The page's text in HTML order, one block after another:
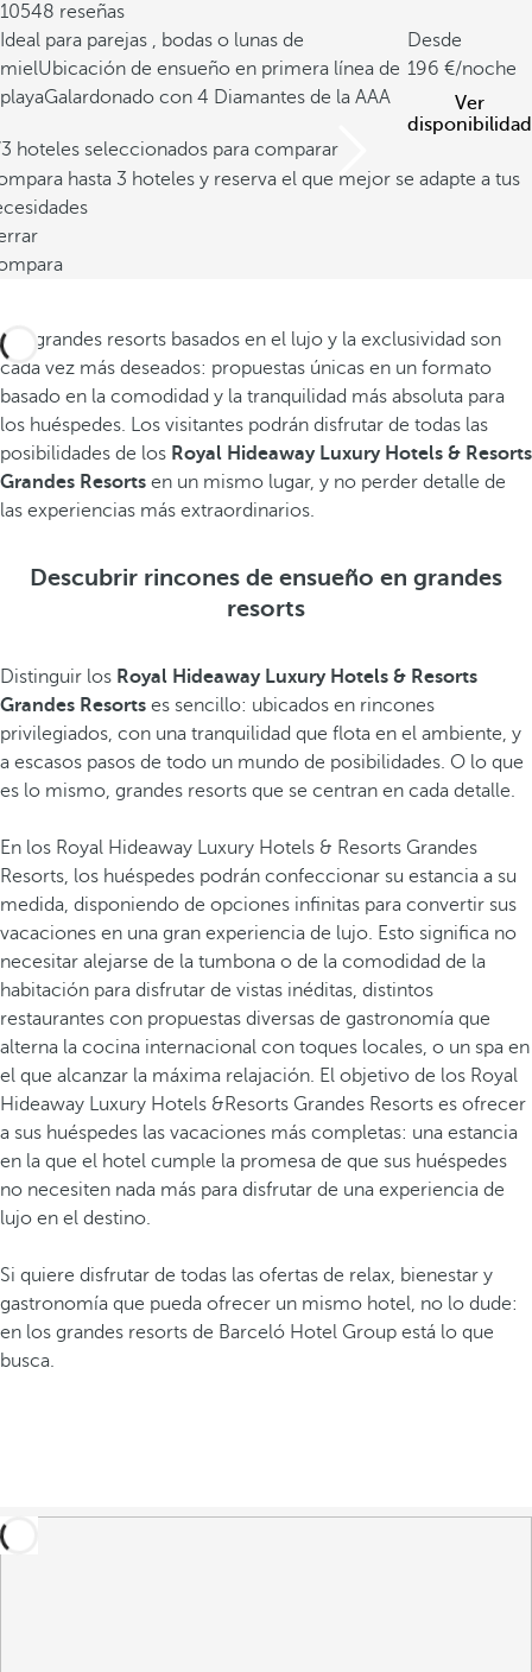
10548 reseñas
Ideal para parejas , bodas o lunas de
mielUbicación de ensueño en primera línea de
playaGalardonado con 4 Diamantes de la AAA
Desde
196
/noche
Ver
disponibilidad
hoteles seleccionados para comparar
hasta 3 hoteles y reserva el que mejor se adapte a tus
Los grandes resorts basados en el lujo y la exclusividad son
cada vez más deseados: propuestas únicas en un formato
basado en la comodidad y la tranquilidad más absoluta para
los huéspedes. Los visitantes podrán disfrutar de todas las
posibilidades de los Royal Hideaway Luxury Hotels & Resorts
Grandes Resorts en un mismo lugar, y no perder detalle de
las experiencias más extraordinarios.
Descubrir rincones de ensueño en grandes
resorts
Distinguir los Royal Hideaway Luxury Hotels & Resorts
Grandes Resorts es sencillo: ubicados en rincones
privilegiados, con una tranquilidad que flota en el ambiente, y
a escasos pasos de todo un mundo de posibilidades. O lo que
es lo mismo, grandes resorts que se centran en cada detalle.
En los Royal Hideaway Luxury Hotels & Resorts Grandes
Resorts, los huéspedes podrán confeccionar su estancia a su
medida, disponiendo de opciones infinitas para convertir sus
vacaciones en una gran experiencia de lujo. Esto significa no
necesitar alejarse de la tumbona o de la comodidad de la
habitación para disfrutar de vistas inéditas, distintos
restaurantes con propuestas diversas de gastronomía que
alterna la cocina internacional con toques locales, o un spa en
el que alcanzar la máxima relajación. El objetivo de los Royal
Hideaway Luxury Hotels &Resorts Grandes Resorts es ofrecer
a sus huéspedes las vacaciones más completas: una estancia
en la que el hotel cumple la promesa de que sus huéspedes
no necesiten nada más para disfrutar de una experiencia de
lujo en el destino.
Si quiere disfrutar de todas las ofertas de relax, bienestar y
gastronomía que pueda ofrecer un mismo hotel, no lo dude:
en los grandes resorts de Barceló Hotel Group está lo que
busca.